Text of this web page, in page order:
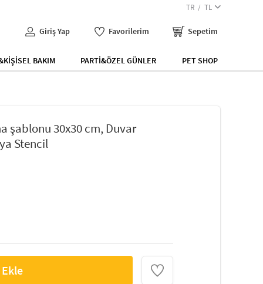
TR TL
Giriş Yap Favorilerim Sepetim
BAKIM PARTİ&ÖZEL GÜNLER PET SHOP
şablonu 30x30 cm, Duvar
Stencil